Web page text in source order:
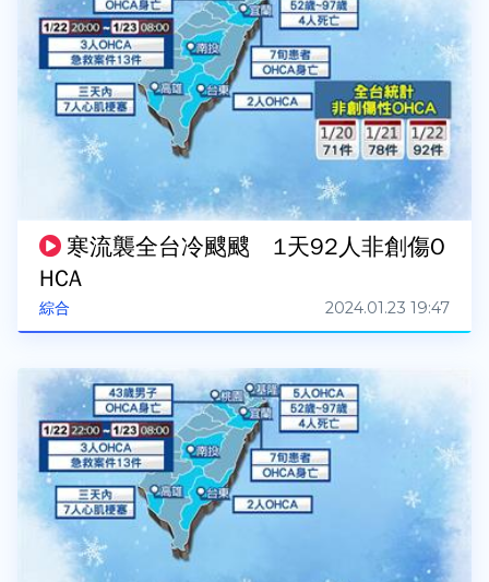
綜合
寒流襲全台冷颼颼 1天92人非創傷O
HCA
2024.01.23 19:47